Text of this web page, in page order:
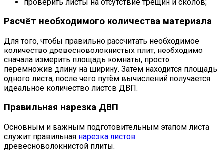
проверить листы на отсутствие трещин и сколов;
Расчёт необходимого количества материала
Для того, чтобы правильно рассчитать необходимое
количество древесноволокнистых плит, необходимо
сначала измерить площадь комнаты, просто
перемножив длину на ширину. Затем находится площадь
одного листа, после чего путём вычислений получается
идеальное количество листов ДВП.
Правильная нарезка ДВП
Основным и важным подготовительным этапом листа
служит правильная нарезка листов
древесноволокнистой плиты.